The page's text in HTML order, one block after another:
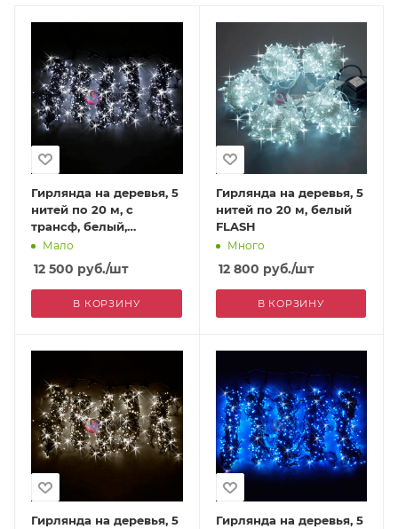
Гирлянда на деревья, 5
нитей по 20 м, с
трансф, белый,
мерцающий
Мало
12 500 руб./шт
В КОРЗИНУ
Гирлянда на деревья, 5
нитей по 20 м, белый
FLASH
Много
12 800 руб./шт
В КОРЗИНУ
Гирлянда на деревья, 5
Гирлянда на деревья, 5